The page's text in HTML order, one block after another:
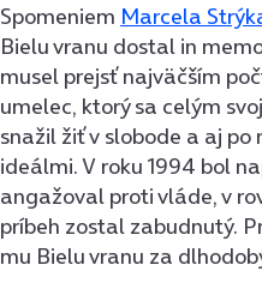
Spomeniem Marcela
Bielu vranu dostal in
musel prejsť najväčším
umelec, ktorý sa celým
snažil žiť v slobode a aj
ideálmi. V roku 1994 bol
angažoval proti vláde, v
príbeh zostal zabudnutý.
mu Bielu vranu za